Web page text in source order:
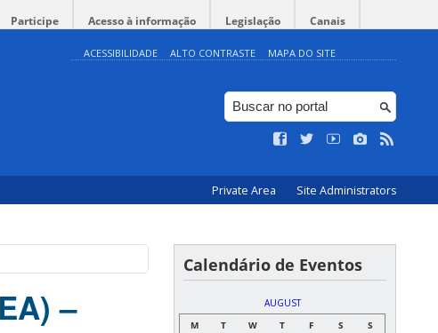
Participe Acesso à informação Legislação Canais
ACESSIBILIDADE ALTO CONTRASTE MAPA DO SITE
Private Area Site Administrators
–
Calendário de Eventos
AUGUST
M
T W T F S S